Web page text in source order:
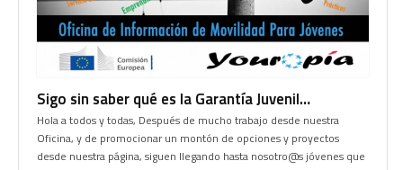
Sigo sin saber qué es la Garantía Juvenil…
Hola a todos y todas, Después de mucho trabajo desde nuestra
Oficina, y de promocionar un montón de opciones y proyectos
desde nuestra página, siguen llegando hasta nosotro@s jóvenes que